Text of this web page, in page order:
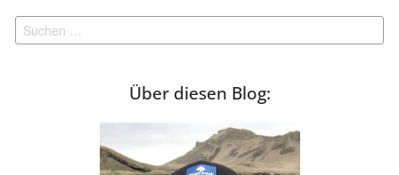
nach:
Über diesen Blog: